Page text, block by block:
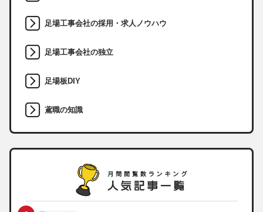
足場工事会社の採用・求人ノウハウ
足場工事会社の独立
足場板DIY
鳶職の知識